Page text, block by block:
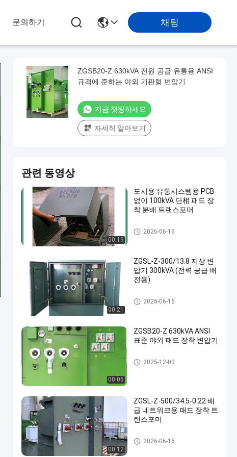
문의하기 채팅
ZGSB20-Z 630kVA 전원 공급 유통용 ANSI
규격에 준하는 야외 기판형 변압기
지금 챗팅하세요
자세히 알아보기
관련 동영상
00:19
도시용 유통시스템용 PCB
없이 100kVA 단相 패드 장
착 분배 트랜스포머
패드 장착 배전 변압기
2026-06-16
00:21
ZGSL-Z-300/13.8 지상 변
압기 300kVA (전력 공급 배
전용)
패드 장착 배전 변압기
2026-06-16
00:05
ZGSB20-Z 630kVA ANSI
표준 야외 패드 장착 변압기
패드 장착 배전 변압기
2025-12-03
00:12
ZGSL‐Z‐500/34.5‐0.22 배
급 네트워크용 패드 장착 트
랜스포머
패드 장착 배전 변압기
2026-06-16